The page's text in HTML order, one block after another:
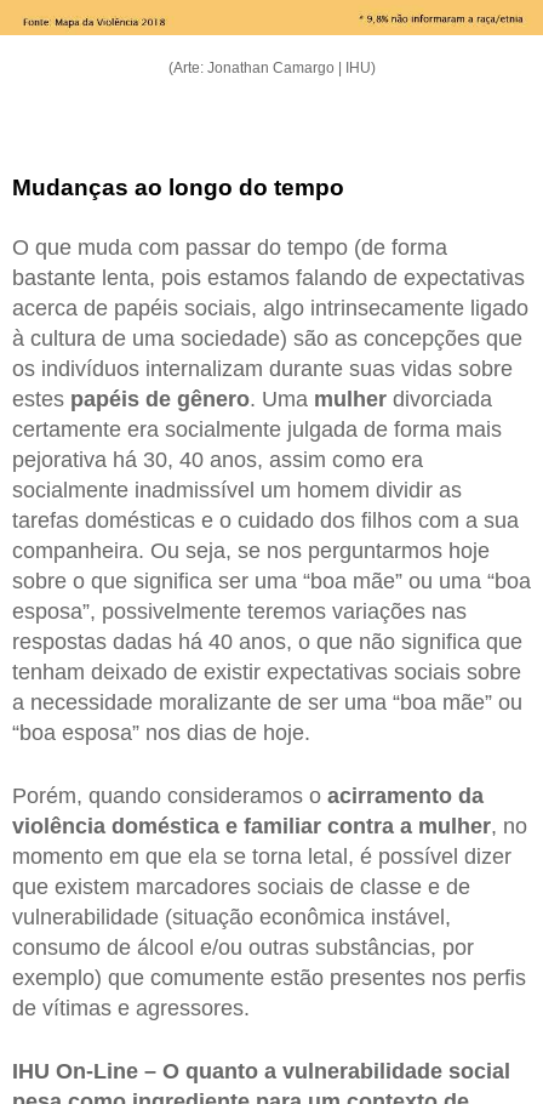
(Arte: Jonathan Camargo | IHU)
Mudanças ao longo do tempo
O que muda com passar do tempo (de forma
bastante lenta, pois estamos falando de expectativas
acerca de papéis sociais, algo intrinsecamente ligado
à cultura de uma sociedade) são as concepções que
os indivíduos internalizam durante suas vidas sobre
estes papéis de gênero. Uma mulher divorciada
certamente era socialmente julgada de forma mais
pejorativa há 30, 40 anos, assim como era
socialmente inadmissível um homem dividir as
tarefas domésticas e o cuidado dos filhos com a sua
companheira. Ou seja, se nos perguntarmos hoje
sobre o que significa ser uma “boa mãe” ou uma “boa
esposa”, possivelmente teremos variações nas
respostas dadas há 40 anos, o que não significa que
tenham deixado de existir expectativas sociais sobre
a necessidade moralizante de ser uma “boa mãe” ou
“boa esposa” nos dias de hoje.
Porém, quando consideramos o acirramento da
violência doméstica e familiar contra a mulher, no
momento em que ela se torna letal, é possível dizer
que existem marcadores sociais de classe e de
vulnerabilidade (situação econômica instável,
consumo de álcool e/ou outras substâncias, por
exemplo) que comumente estão presentes nos perfis
de vítimas e agressores.
IHU On-Line – O quanto a vulnerabilidade social